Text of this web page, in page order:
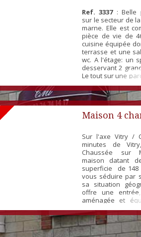
T4
Ref. 3337: Belle
sur le secteur de
marne. Elle est
pièce de vie de
cuisine équipée
terrasse et une
wc. A l'étage: un
desservant 2
Le tout sur une
Chauffage
Neuve.
individuel. Taxe
Maison 4
Sur l'axe Vitry /
minutes de
Chaussée sur
maison datant
superficie de 148
vous séduire par
sa situation
offre une
aménagée et
sur une grande
accès sur la
chambres, une
et un WC